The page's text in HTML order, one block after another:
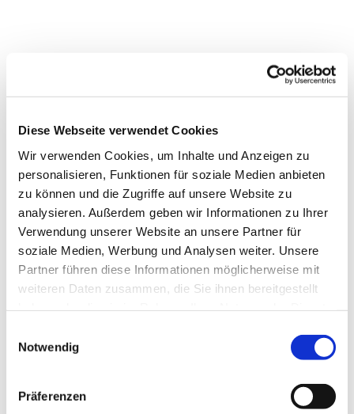
Diese Webseite verwendet Cookies
Wir verwenden Cookies, um Inhalte und Anzeigen zu
personalisieren, Funktionen für soziale Medien anbieten
zu können und die Zugriffe auf unsere Website zu
analysieren. Außerdem geben wir Informationen zu Ihrer
Verwendung unserer Website an unsere Partner für
soziale Medien, Werbung und Analysen weiter. Unsere
Partner führen diese Informationen möglicherweise mit
weiteren Daten zusammen, die Sie ihnen bereitgestellt
Notwendig
Präferenzen
interessieren